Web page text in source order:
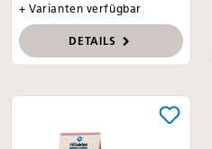
+ Varianten verfügbar
DETAILS